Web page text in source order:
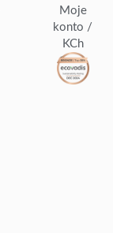
Moje
konto /
KCh